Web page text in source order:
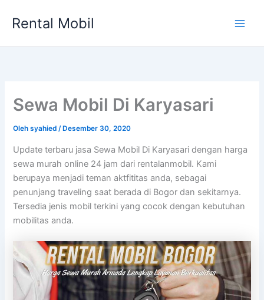
Rental Mobil
Sewa Mobil Di Karyasari
Olehsyahied/ Desember 30, 2020
Update terbaru jasa Sewa Mobil Di Karyasari dengan harga
sewa murah online 24 jam dari rentalanmobil. Kami
berupaya menjadi teman aktfititas anda, sebagai
penunjang traveling saat berada di Bogor dan sekitarnya.
Tersedia jenis mobil terkini yang cocok dengan kebutuhan
mobilitas anda.